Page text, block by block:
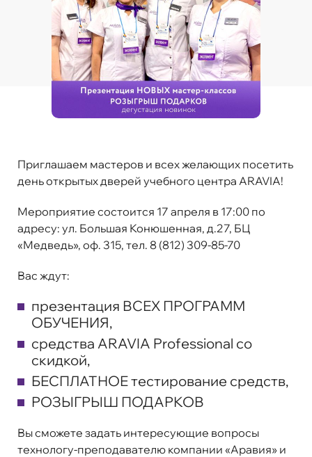
Приглашаем мастеров и всех желающих посетить
день открытых дверей учебного центра ARAVIA!
Мероприятие состоится 17 апреля в 17:00 по
адресу: ул. Большая Конюшенная, д.27, БЦ
«Медведь», оф. 315, тел. 8 (812) 309-85-70
Вас ждут:
презентация ВСЕХ ПРОГРАММ
ОБУЧЕНИЯ,
средства ARAVIA Professional со
скидкой,
БЕСПЛАТНОЕ тестирование средств,
РОЗЫГРЫШ ПОДАРКОВ
Вы сможете задать интересующие вопросы
технологу-преподавателю компании «Аравия» и